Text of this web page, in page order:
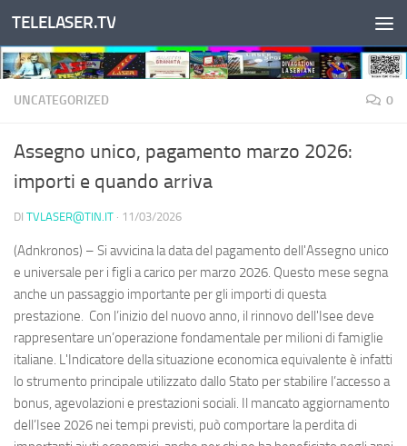
Salta al contenuto
TELELASER.TV
UNCATEGORIZED 0
Assegno unico, pagamento marzo 2026:
importi e quando arriva
DI TVLASER@TIN.IT · 11/03/2026
(Adnkronos) – Si avvicina la data del pagamento dell'Assegno unico
e universale per i figli a carico per marzo 2026. Questo mese segna
anche un passaggio importante per gli importi di questa
prestazione. Con l’inizio del nuovo anno, il rinnovo dell'Isee deve
rappresentare un’operazione fondamentale per milioni di famiglie
italiane. L'Indicatore della situazione economica equivalente è infatti
lo strumento principale utilizzato dallo Stato per stabilire l’accesso a
bonus, agevolazioni e prestazioni sociali. Il mancato aggiornamento
dell’Isee 2026 nei tempi previsti, può comportare la perdita di